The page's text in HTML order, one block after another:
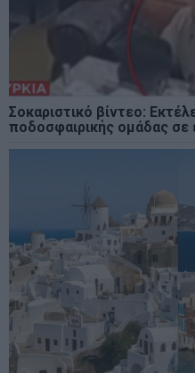
Σοκαριστικό βίντεο:
ποδοσφαιρικής ομάδας σε